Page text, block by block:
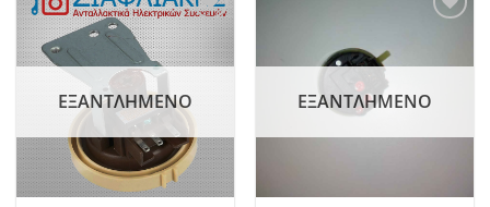
Add to
wishlist
ΕΞΑΝΤΛΗΜΈΝΟ ΕΞΑΝΤΛΗΜΈΝΟ